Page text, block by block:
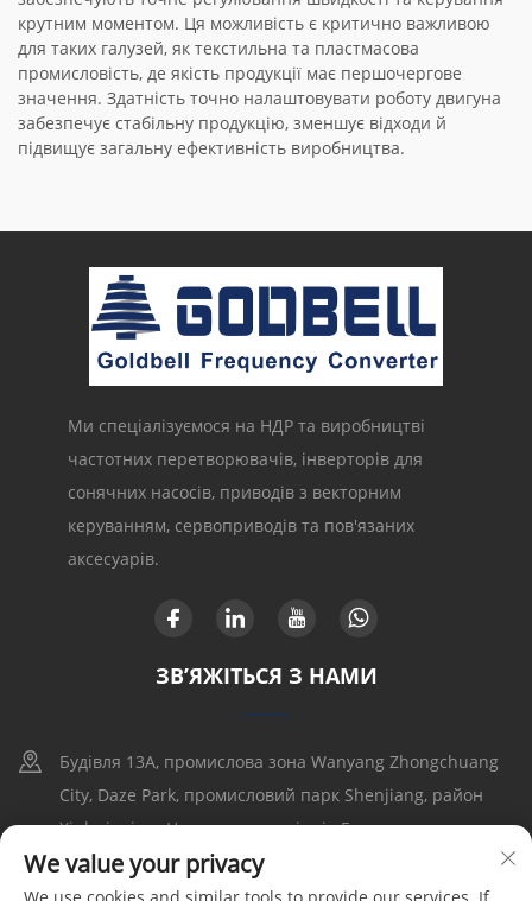
крутним моментом. Ця можливість є критично важливою
для таких галузей, як текстильна та пластмасова
промисловість, де якість продукції має першочергове
значення. Здатність точно налаштовувати роботу двигуна
забезпечує стабільну продукцію, зменшує відходи й
підвищує загальну ефективність виробництва.
Ми спеціалізуємося на НДР та виробництві
частотних перетворювачів, інверторів для
сонячних насосів, приводів з векторним
керуванням, сервоприводів та пов'язаних
аксесуарів.
ЗВ’ЯЖІТЬСЯ З НАМИ
Будівля 13A, промислова зона Wanyang Zhongchuang
City, Daze Park, промисловий парк Shenjiang, район
Xinhui, місто Цзянмэнь, провінція Гуандун
+86-17316086390
We value your privacy